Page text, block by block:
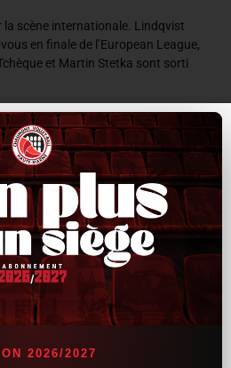
la scène internationale. Lindqvist
en finale de l’European League,
et Martin Stetka sont sorti
ACTUALITÉS
2026/2027